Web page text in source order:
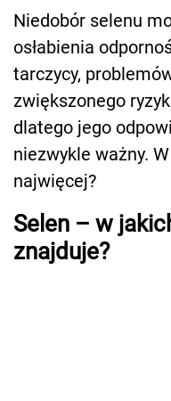
Niedobór selenu
osłabienia
tarczycy,
zwiększonego
dlatego jego
niezwykle ważny.
najwięcej?
Selen – w
znajduje?